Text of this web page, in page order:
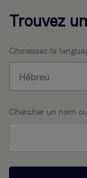
Trouvez
Choisissez la
Hébreu
Chercher un nom